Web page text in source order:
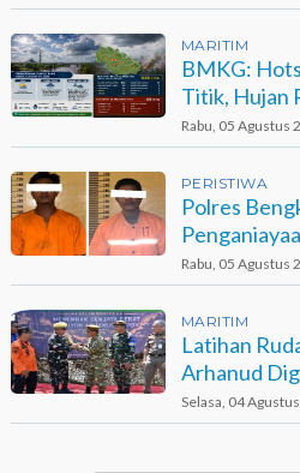
MARITIM
BMKG:
Titik, Hujan
Berpotensi
Rabu, 05 Agustus
PERISTIWA
Polres
Muandau
Rabu, 05 Agustus
MARITIM
Latihan
Arhanud
Bengkalis
Selasa, 04